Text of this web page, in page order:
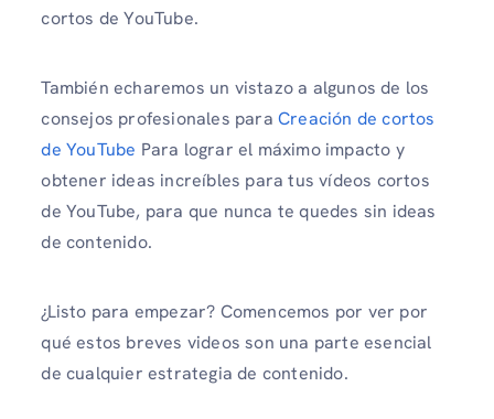
cortos de YouTube.
También echaremos un vistazo a algunos de los
consejos profesionales para Creación de cortos
de YouTube Para lograr el máximo impacto y
obtener ideas increíbles para tus vídeos cortos
de YouTube, para que nunca te quedes sin ideas
de contenido.
¿Listo para empezar? Comencemos por ver por
qué estos breves videos son una parte esencial
de cualquier estrategia de contenido.